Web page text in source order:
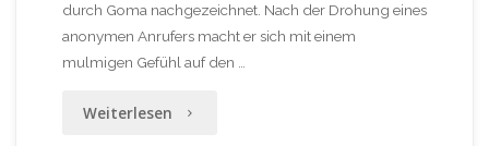
durch Goma nachgezeichnet. Nach der Drohung eines
anonymen Anrufers macht er sich mit einem
mulmigen Gefühl auf den …
Weiterlesen "Die